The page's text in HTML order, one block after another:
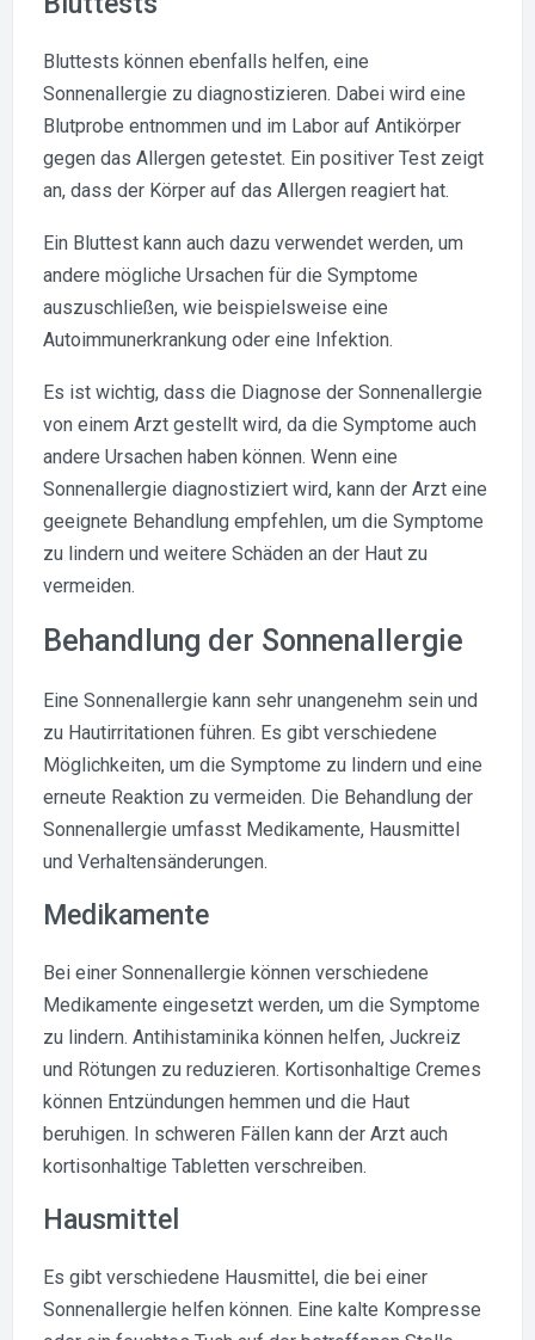
Bluttests können ebenfalls helfen, eine
Sonnenallergie zu diagnostizieren. Dabei wird eine
Blutprobe entnommen und im Labor auf Antikörper
gegen das Allergen getestet. Ein positiver Test zeigt
an, dass der Körper auf das Allergen reagiert hat.
Ein Bluttest kann auch dazu verwendet werden, um
andere mögliche Ursachen für die Symptome
auszuschließen, wie beispielsweise eine
Autoimmunerkrankung oder eine Infektion.
Es ist wichtig, dass die Diagnose der Sonnenallergie
von einem Arzt gestellt wird, da die Symptome auch
andere Ursachen haben können. Wenn eine
Sonnenallergie diagnostiziert wird, kann der Arzt eine
geeignete Behandlung empfehlen, um die Symptome
zu lindern und weitere Schäden an der Haut zu
vermeiden.
Behandlung der Sonnenallergie
Eine Sonnenallergie kann sehr unangenehm sein und
zu Hautirritationen führen. Es gibt verschiedene
Möglichkeiten, um die Symptome zu lindern und eine
erneute Reaktion zu vermeiden. Die Behandlung der
Sonnenallergie umfasst Medikamente, Hausmittel
und Verhaltensänderungen.
Medikamente
Bei einer Sonnenallergie können verschiedene
Medikamente eingesetzt werden, um die Symptome
zu lindern. Antihistaminika können helfen, Juckreiz
und Rötungen zu reduzieren. Kortisonhaltige Cremes
können Entzündungen hemmen und die Haut
beruhigen. In schweren Fällen kann der Arzt auch
kortisonhaltige Tabletten verschreiben.
Hausmittel
Es gibt verschiedene Hausmittel, die bei einer
Sonnenallergie helfen können. Eine kalte Kompresse